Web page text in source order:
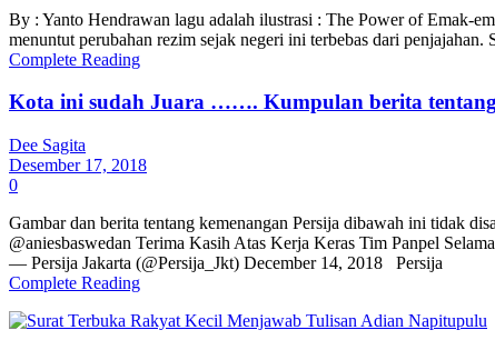
By : Yanto Hendrawan lagu adalah ilustrasi : The Power of Emak-
menuntut perubahan rezim sejak negeri ini terbebas dari
Complete Reading
Kota ini sudah Juara ……. Kumpulan berita tentang
Dee Sagita
Desember 17, 2018
0
Gambar dan berita tentang kemenangan Persija dibawah ini tidak
@aniesbaswedan Terima Kasih Atas Kerja Keras Tim Panpel
— Persija Jakarta (@Persija_Jkt) December 14, 2018 Persija
Complete Reading